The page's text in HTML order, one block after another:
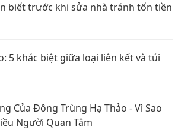
biết trước khi sửa nhà tránh tốn tiền
5 khác biệt giữa loại liên kết và túi
Của Đông Trùng Hạ Thảo - Vì Sao
Người Quan Tâm